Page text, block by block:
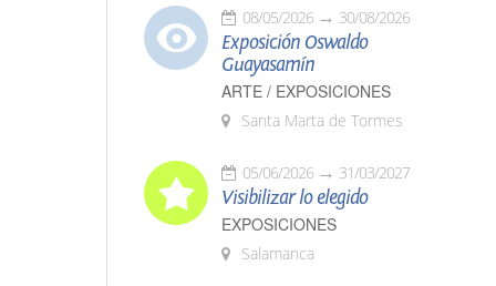
08/05/2026 30/08/2026
Exposición Oswaldo
Guayasamín
ARTE / EXPOSICIONES
Santa Marta de Tormes
05/06/2026 31/03/2027
Visibilizar lo elegido
EXPOSICIONES
Salamanca